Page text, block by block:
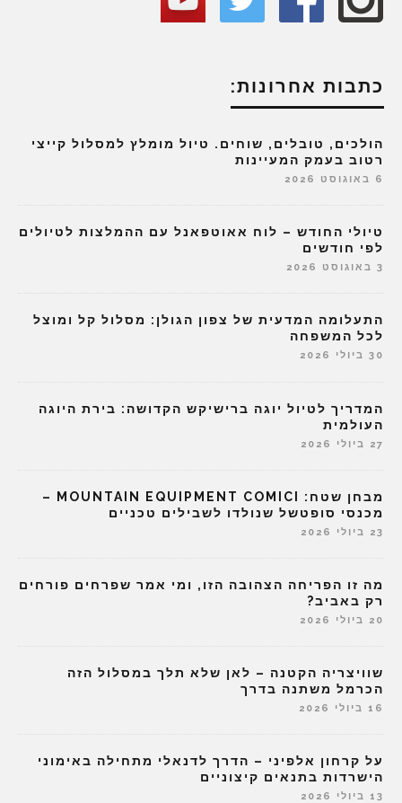
כתבות אחרונות:
הולכים, טובלים, שוחים. טיול מומלץ למסלול קייצי
רטוב בעמק המעיינות
6 באוגוסט 2026
טיולי החודש – לוח אאוטפאנל עם ההמלצות לטיולים
לפי חודשים
3 באוגוסט 2026
התעלומה המדעית של צפון הגולן: מסלול קל ומוצל
לכל המשפחה
30 ביולי 2026
המדריך לטיול יוגה ברישיקש הקדושה: בירת היוגה
העולמית
27 ביולי 2026
מבחן שטח: MOUNTAIN EQUIPMENT COMICI –
מכנסי סופטשל שנולדו לשבילים טכניים
23 ביולי 2026
מה זו הפריחה הצהובה הזו, ומי אמר שפרחים פורחים
רק באביב?
20 ביולי 2026
שוויצריה הקטנה – לאן שלא תלך במסלול הזה
הכרמל משתנה בדרך
16 ביולי 2026
על קרחון אלפיני – הדרך לדנאלי מתחילה באימוני
הישרדות בתנאים קיצוניים
13 ביולי 2026